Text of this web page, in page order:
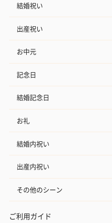
結婚祝い
出産祝い
お中元
記念日
結婚記念日
お礼
結婚内祝い
出産内祝い
その他のシーン
ご利用ガイド